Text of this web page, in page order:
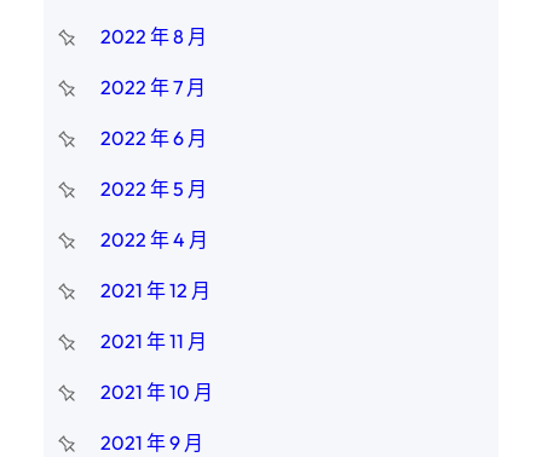
2022 年 8 月
2022 年 7 月
2022 年 6 月
2022 年 5 月
2022 年 4 月
2021 年 12 月
2021 年 11 月
2021 年 10 月
2021 年 9 月